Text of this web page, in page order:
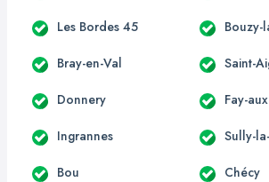
Les Bordes 45 Bouzy-
Bray-en-Val Saint-
Donnery Fay-
Ingrannes Sully-
Bou Chécy